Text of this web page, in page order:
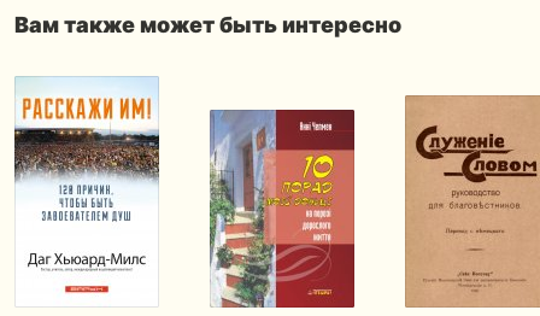
Вам также может быть интересно